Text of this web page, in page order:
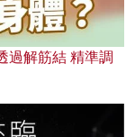
過解筋結 精準調